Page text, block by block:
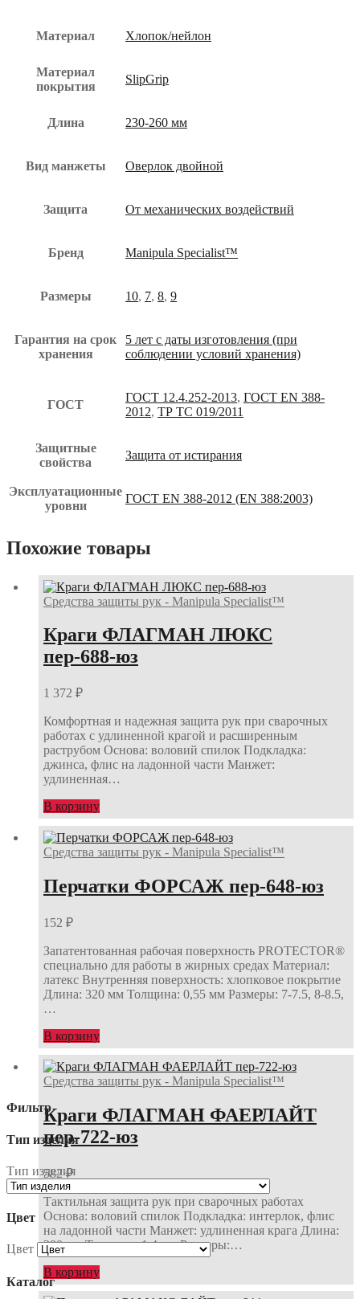
Материал Хлопок/нейлон
Материал
покрытия
SlipGrip
Длина 230-260 мм
Вид манжеты Оверлок двойной
Защита От механических воздействий
Бренд Manipula Specialist™
Размеры 10, 7, 8, 9
Гарантия на срок
хранения
5 лет с даты изготовления (при
соблюдении условий хранения)
ГОСТ
ГОСТ 12.4.252-2013, ГОСТ EN 388-
2012, ТР ТС 019/2011
Защитные
свойства
Защита от истирания
Эксплуатационные
уровни
ГОСТ EN 388-2012 (EN 388:2003)
Похожие товары
Средства защиты рук - Manipula Specialist™
Краги ФЛАГМАН ЛЮКС
пер-688-юз
1 372 ₽
Комфортная и надежная защита рук при сварочных
работах с удлиненной крагой и расширенным
раструбом Основа: воловий спилок Подкладка:
джинса, флис на ладонной части Манжет:
удлиненная…
В корзину
Средства защиты рук - Manipula Specialist™
Перчатки ФОРСАЖ пер-648-юз
152 ₽
Запатентованная рабочая поверхность PROTECTOR®
специально для работы в жирных средах Материал:
латекс Внутренняя поверхность: хлопковое покрытие
Длина: 320 мм Толщина: 0,55 мм Размеры: 7-7.5, 8-8.5,
…
В корзину
Средства защиты рук - Manipula Specialist™
Краги ФЛАГМАН ФАЕРЛАЙТ
пер-722-юз
582₽
Тактильная защита рук при сварочных работах
Основа: воловий спилок Подкладка: интерлок, флис
на ладонной части Манжет: удлиненная крага Длина:
380 мм Толщина: 1,4 мм Размеры:…
В корзину
Фильтр
Тип изделия
Тип изделия
Цвет
Цвет
Каталог